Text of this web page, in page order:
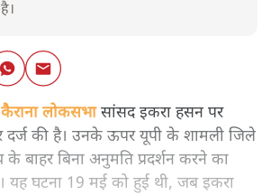
कैराना लोकसभासांसद इकरा हसन पर
की है। उनके ऊपर यूपी के शामली जिले
बाहर बिना अनुमति प्रदर्शन करने का
यह घटना 19 मई को हुई थी, जब इकरा